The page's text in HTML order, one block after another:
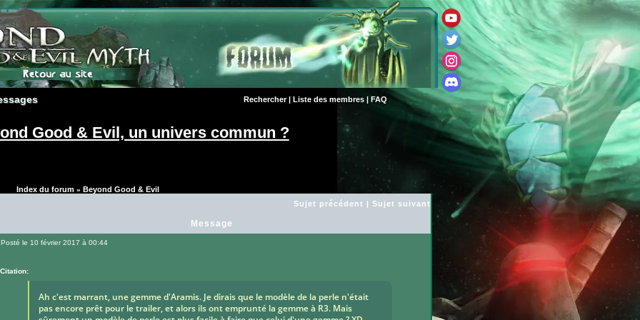
Rechercher| Liste des membres| FAQ
Good & Evil, un univers commun ?
Index du forum» Beyond Good & Evil
Sujet précédent | Sujet suivant
Message
Posté le 10 février 2017 à 00:44
Citation:
Ah c'est marrant, une gemme d'Aramis. Je dirais que le modèle de la perle n'était
pas encore prêt pour le trailer, et alors ils ont emprunté la gemme à R3. Mais